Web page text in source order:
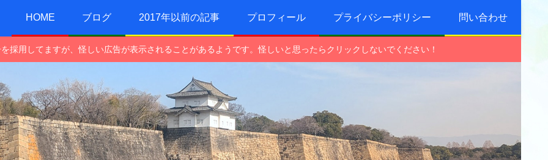
HOME ブログ 2017年以前の記事 プロフィール プライバシーポリシー 問い合わせ
採用してますが、怪しい広告が表示されることがあるようです。怪しいと思ったらクリックしないでください！